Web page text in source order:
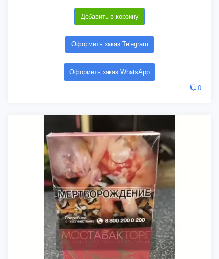
Добавить в корзину
Оформить заказ Telegram
Оформить заказ WhatsApp
0